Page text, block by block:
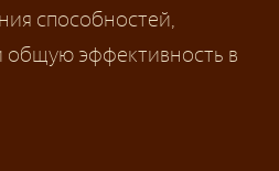
способностей,
общую эффективность в